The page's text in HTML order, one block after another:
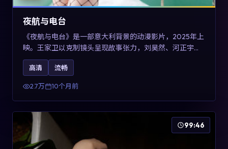
夜航与电台
《夜航与电台》是一部意大利背景的动漫影片，2025年上
映。王家卫以克制镜头呈现故事张力，刘昊然、河正宇与
王景春的对手戏可圈可点。剧情层面以多线叙事拼贴都市
边缘人的选择与救赎，对关注导演风格与演员阵容的观众
具有检索与收藏价值。
高清 流畅
2.7万 10个月前
99:46